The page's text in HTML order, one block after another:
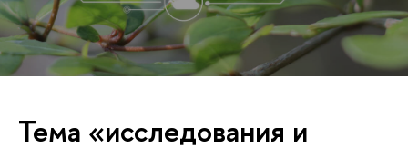
Тема «исследования и